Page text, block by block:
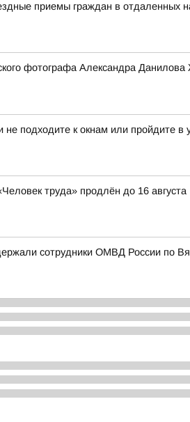
приемы граждан в отдаленных
фотографа Александра
подходите к окнам или пройдите в
труда» продлён до 16 августа
сотрудники ОМВД России по